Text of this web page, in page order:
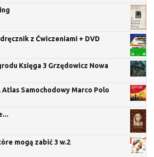
z Ćwiczeniami + DVD
Księga 3 Grzędowicz Nowa
Atlas Samochodowy Marco Polo
mogą zabić 3 w.2